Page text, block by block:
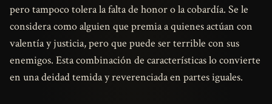
pero tampoco tolera la falta de honor o la cobardía. Se le
considera como alguien que premia a quienes actúan con
valentía y justicia, pero que puede ser terrible con sus
enemigos. Esta combinación de características lo convierte
en una deidad temida y reverenciada en partes iguales.